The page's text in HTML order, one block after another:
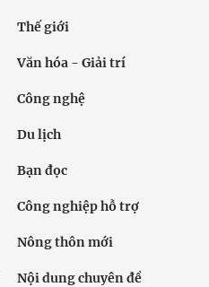
Thế giới
Văn hóa - Giải trí
Công nghệ
Du lịch
Bạn đọc
Công nghiệp hỗ trợ
Nông thôn mới
Nội dung chuyên đề